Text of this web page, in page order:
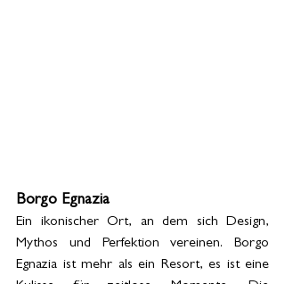
Borgo Egnazia
Ein ikonischer Ort, an dem sich Design,
Mythos und Perfektion vereinen. Borgo
Egnazia ist mehr als ein Resort, es ist eine